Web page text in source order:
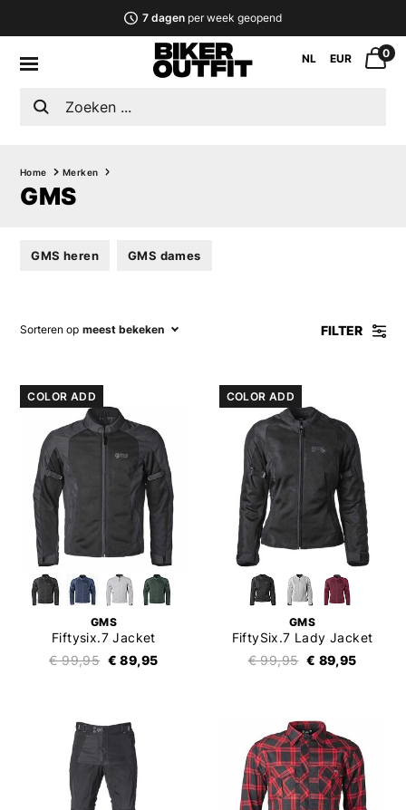
7 dagenper week geopend
NL EUR 0
Home Merken
GMS
GMS heren GMS dames
Sorteren op meest bekeken FILTER
COLOR ADD
GMS
Fiftysix.7 Jacket
€ 99,95 € 89,95
COLOR ADD
GMS
FiftySix.7 Lady Jacket
€ 99,95 € 89,95